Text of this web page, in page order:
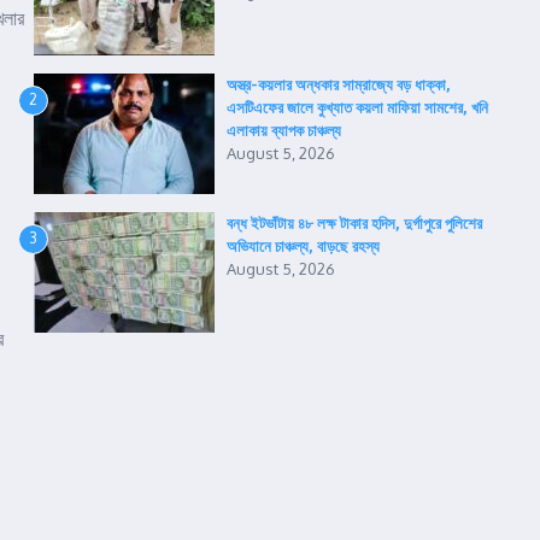
2
অস্ত্র-কয়লার অন্ধকার সাম্রাজ্যে বড় ধাক্কা,
এসটিএফের জালে কুখ্যাত কয়লা মাফিয়া সামশের, খনি
এলাকায় ব্যাপক চাঞ্চল্য
August 5, 2026
3
বন্ধ ইটভাঁটায় ৪৮ লক্ষ টাকার হদিস, দুর্গাপুরে পুলিশের
অভিযানে চাঞ্চল্য, বাড়ছে রহস্য
August 5, 2026